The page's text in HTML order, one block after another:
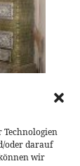
Technologien
oder darauf
wir